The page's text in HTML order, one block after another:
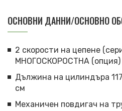
ОСНОВНИ ДАННИ/ОСНОВНО
2 скорости на цепене
МНОГОСКОРОСТНА (опция)
Дължина на цилиндъра
см
Механичен повдигач на